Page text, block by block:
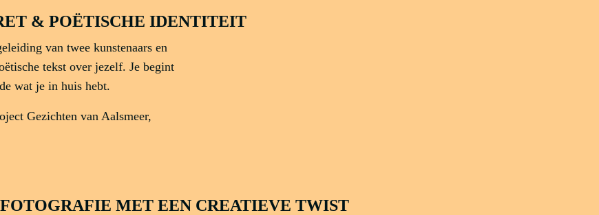
& POËTISCHE IDENTITEIT
van twee kunstenaars en
tekst over jezelf. Je begint
wat je in huis hebt.
Gezichten van Aalsmeer,
MET EEN CREATIEVE TWIST